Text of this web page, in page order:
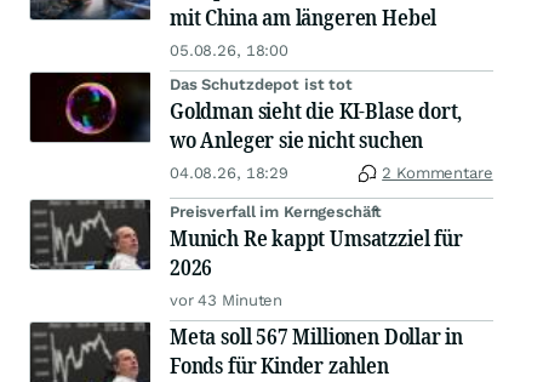
mit China am längeren Hebel
05.08.26, 18:00
Das Schutzdepot ist tot
Goldman sieht die KI-Blase dort,
wo Anleger sie nicht suchen
04.08.26, 18:29 2 Kommentare
Preisverfall im Kerngeschäft
Munich Re kappt Umsatzziel für
2026
vor 43 Minuten
Meta soll 567 Millionen Dollar in
Fonds für Kinder zahlen